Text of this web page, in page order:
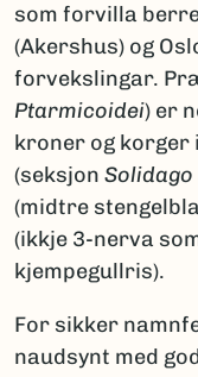
som forvilla
(Akershus) og
forvekslingar.
Ptarmicoidei) er
kroner og
(seksjon Solidago
(midtre
(ikkje 3-nerva
kjempegullris).
For sikker
naudsynt med